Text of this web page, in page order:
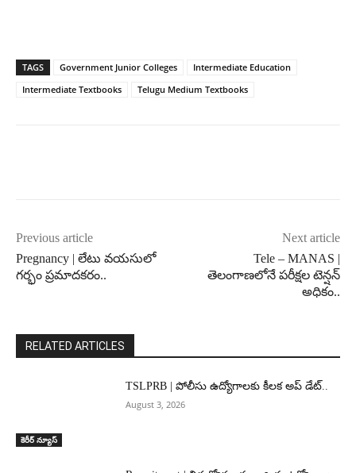
TAGS Government Junior Colleges
Intermediate Education
Intermediate Textbooks
Telugu Medium Textbooks
Previous article
Pregnancy | లేటు వయసులో
గర్భం ప్రమాదకరం..
Next article
Tele – MANAS |
తెలంగాణలోనే పరీక్షల టెన్షన్
అధికం..
RELATED ARTICLES
కెరీర్ న్యూస్
TSLPRB | పోలీసు ఉద్యోగాలకు కీలక అప్ డేట్..
August 3, 2026